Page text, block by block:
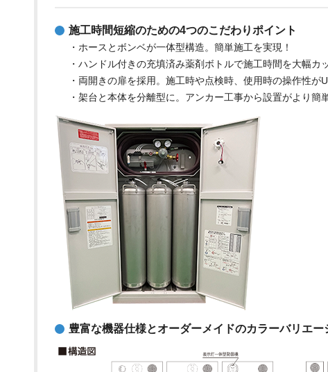
施工時間短縮のための4つのこだわりポイント
・ホースとボンベが一体型構造。簡単施工を実現！
・ハンドル付きの充填済み薬剤ボトルで施工時間を大幅カ
・両開きの扉を採用。施工時や点検時、使用時の操作性が
・架台と本体を分離型に。アンカー工事から設置がより簡
豊富な機器仕様とオーダーメイドのカラーバリエー